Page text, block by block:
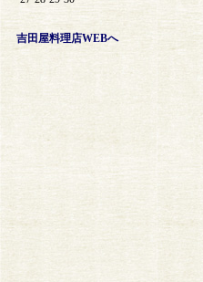
吉田屋料理店WEBへ